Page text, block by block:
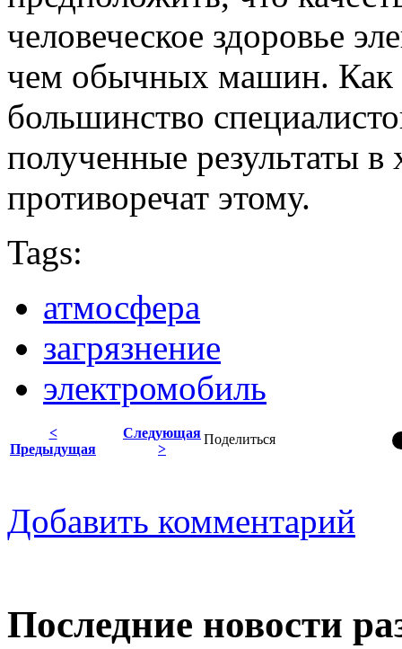
человеческое здоровье
чем обычных машин. Как
большинство
полученные результаты в
противоречат этому.
Tags:
атмосфера
загрязнение
электромобиль
Поделиться
<
Предыдущая
Следующая
>
Добавить комментарий
Последние новости